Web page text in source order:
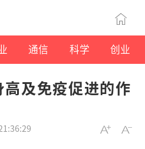
通信 科学 创业
及免疫促进的作